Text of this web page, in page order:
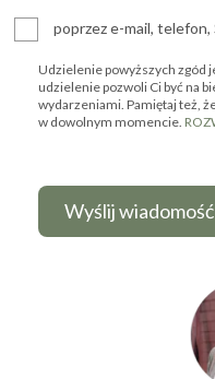
poprzez e-mail, telefon,
Udzielenie powyższych zgód
udzielenie pozwoli Ci być na
wydarzeniami. Pamiętaj też,
w dowolnym momencie.